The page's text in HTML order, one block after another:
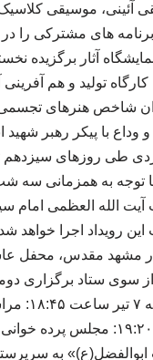
آئینی، موسیقی کلاسیک
های مشترکی را
آثار برگزیده
تولید و هم
شاخص هنرهای تجسمی
و وداع با پیکر رهبر
طی روزهای سیزدهم تا
با توجه به همزمانی سه
الله العظمی امام
این رویداد اجرا
سوی ستاد برگزاری